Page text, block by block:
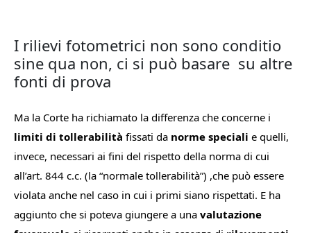
I rilievi fotometrici non sono conditio
sine qua non, ci si può basare su altre
fonti di prova
Ma la Corte ha richiamato la differenza che concerne i
limiti di tollerabilità fissati da norme speciali e quelli,
invece, necessari ai fini del rispetto della norma di cui
all’art. 844 c.c. (la “normale tollerabilità”) ,che può essere
violata anche nel caso in cui i primi siano rispettati. E ha
aggiunto che si poteva giungere a una valutazione